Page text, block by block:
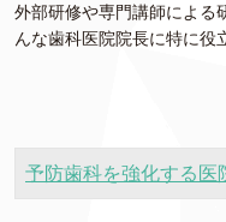
外部研修や専門講師による
んな歯科医院院長に特に役
予防歯科を強化する医